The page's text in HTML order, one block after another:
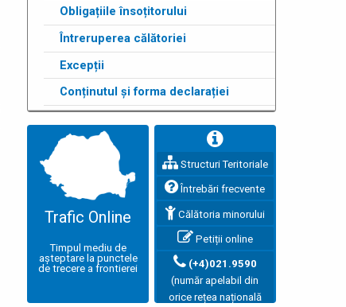
Obligațiile însoțitorului
Întreruperea călătoriei
Excepții
Conținutul și forma declarației
Trafic Online
Timpul mediu de
așteptare la punctele
de trecere a frontierei
Structuri Teritoriale
Întrebări frecvente
Călătoria minorului
Petiții online
(+4)021.9590
(număr apelabil din
orice rețea națională